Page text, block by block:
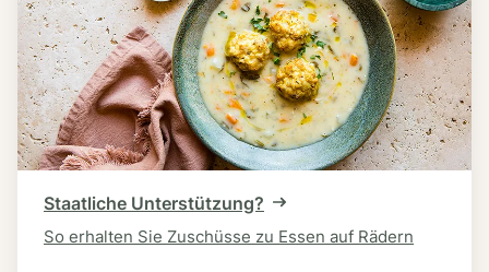
Staatliche Unterstützung?
So erhalten Sie Zuschüsse zu Essen auf Rädern